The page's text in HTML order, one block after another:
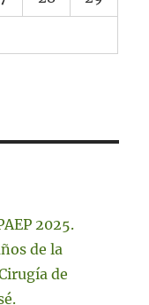
2025.
de la
de